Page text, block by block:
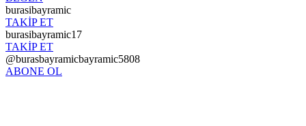
burasibayramic
TAKİP ET
burasibayramic17
TAKİP ET
@burasbayramicbayramic5808
ABONE OL